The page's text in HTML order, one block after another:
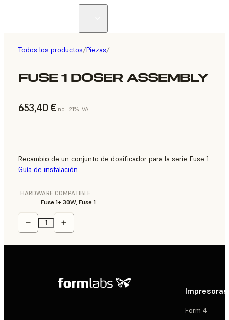
Todos los productos/Piezas/
FUSE 1 DOSER ASSEMBLY
653,40 €incl. 21% IVA
Recambio de un conjunto de dosificador para la serie Fuse 1.
Guía de instalación
HARDWARE COMPATIBLE
Fuse 1+ 30W, Fuse 1
Impresoras
Form 4